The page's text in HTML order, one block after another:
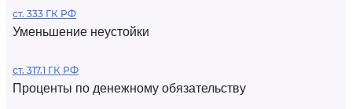
ст. 333 ГК РФ
Уменьшение неустойки
ст. 317.1 ГК РФ
Проценты по денежному обязательству